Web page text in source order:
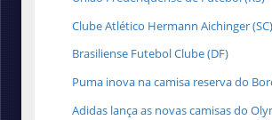
Clube Atlético Hermann Aichinger (SC)
Brasiliense Futebol Clube (DF)
Puma inova na camisa reserva do
Adidas lança as novas camisas do